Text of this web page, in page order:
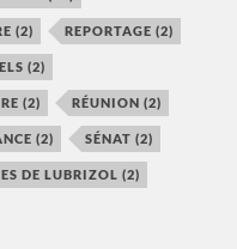
(2) REPORTAGE (2)
(2)
(2) RÉUNION (2)
(2) SÉNAT (2)
DE LUBRIZOL (2)